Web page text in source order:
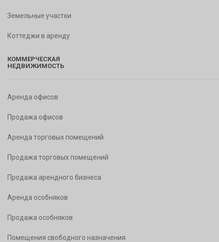
Земельные участки
Коттеджи в аренду
КОММЕРЧЕСКАЯ
НЕДВИЖИМОСТЬ
Аренда офисов
Продажа офисов
Аренда торговых помещений
Продажа торговых помещений
Продажа арендного бизнеса
Аренда особняков
Продажа особняков
Помещения свободного назначения